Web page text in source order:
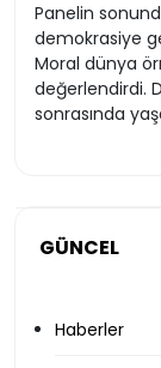
GÜNCEL
Haberler
Panelin
demokrasiye
Moral dünya
değerlendirdi.
sonrasında